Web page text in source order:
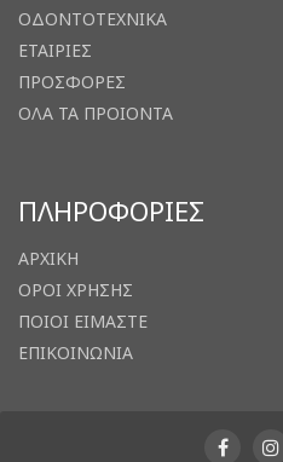
ΟΔΟΝΤΟΤΕΧΝΙΚΑ
ΕΤΑΙΡΙΕΣ
ΠΡΟΣΦΟΡΕΣ
ΟΛΑ ΤΑ ΠΡΟΙΟΝΤΑ
ΠΛΗΡΟΦΟΡΙΕΣ
ΑΡΧΙΚΗ
ΟΡΟΙ ΧΡΗΣΗΣ
ΠΟΙΟΙ ΕΙΜΑΣΤΕ
ΕΠΙΚΟΙΝΩΝΙΑ